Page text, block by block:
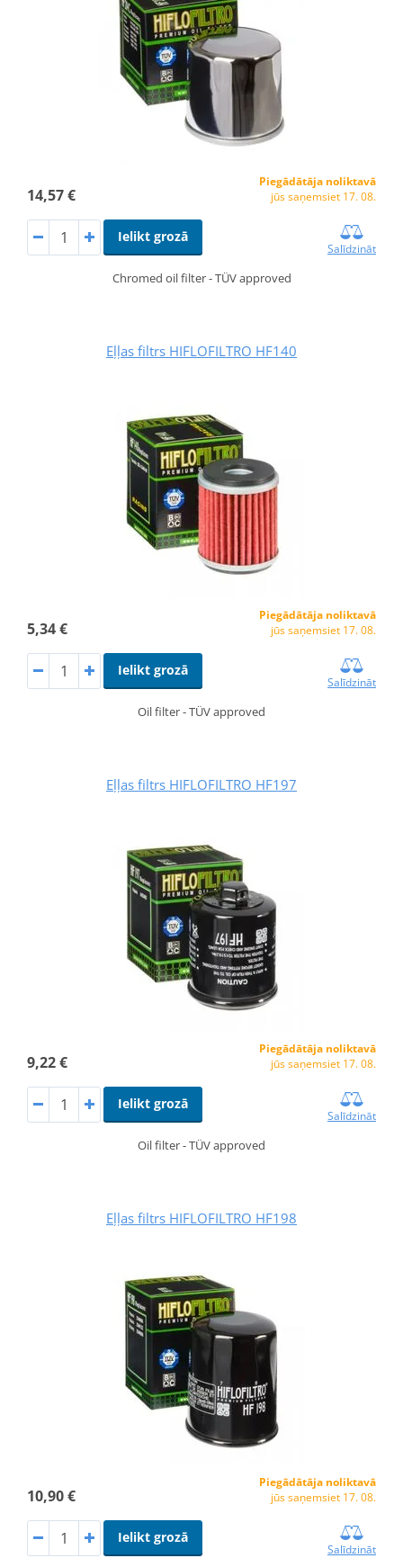
14,57 €
Piegādātāja noliktavā
jūs saņemsiet 17. 08.
Ielikt grozā
Salīdzināt
Chromed oil filter - TÜV approved
Eļļas filtrs HIFLOFILTRO HF140
5,34 €
Piegādātāja noliktavā
jūs saņemsiet 17. 08.
Ielikt grozā
Salīdzināt
Oil filter - TÜV approved
Eļļas filtrs HIFLOFILTRO HF197
9,22 €
Piegādātāja noliktavā
jūs saņemsiet 17. 08.
Ielikt grozā
Salīdzināt
Oil filter - TÜV approved
Eļļas filtrs HIFLOFILTRO HF198
10,90 €
Piegādātāja noliktavā
jūs saņemsiet 17. 08.
Ielikt grozā
Salīdzināt